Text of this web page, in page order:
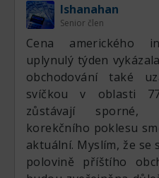
lshanahan
Senior člen
Cena amerického
uplynulý týden
obchodování také
svíčkou v oblasti
zůstávají sporné,
korekčního poklesu
aktuální. Myslím, že se
polovině příštího